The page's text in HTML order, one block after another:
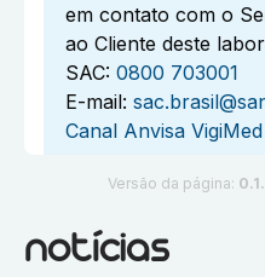
em contato com o
ao Cliente deste
SAC: 0800 703001
E-mail:
Canal Anvisa VigiMed
Versão da página:
notícias